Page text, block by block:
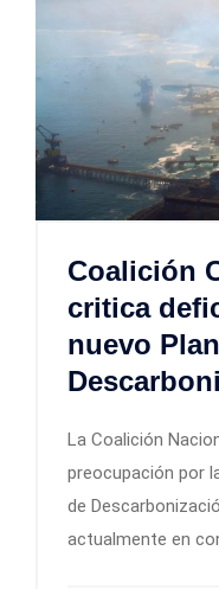
Coalición
critica
nuevo
La Coalición
preocupación por
de
actualmente en